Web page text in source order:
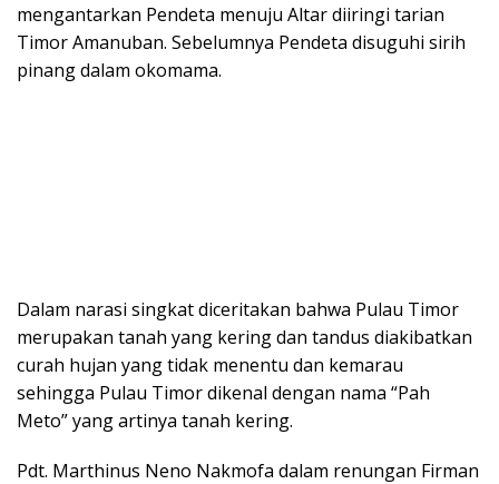
mengantarkan Pendeta menuju Altar diiringi tarian
Timor Amanuban. Sebelumnya Pendeta disuguhi sirih
pinang dalam okomama.
Dalam narasi singkat diceritakan bahwa Pulau Timor
merupakan tanah yang kering dan tandus diakibatkan
curah hujan yang tidak menentu dan kemarau
sehingga Pulau Timor dikenal dengan nama “Pah
Meto” yang artinya tanah kering.
Pdt. Marthinus Neno Nakmofa dalam renungan Firman